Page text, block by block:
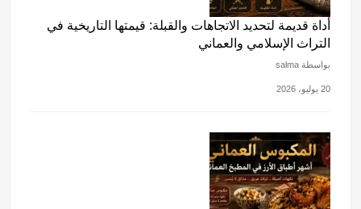
أداة قديمة لتحديد الاتجاهات والقبلة: قيمتها التاريخية في
التراث الإسلامي والعماني
بواسطة salma
20 يوليو، 2026